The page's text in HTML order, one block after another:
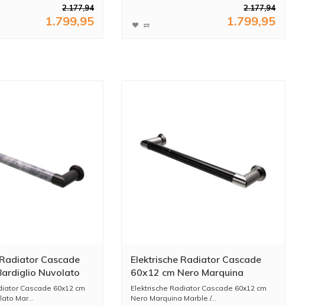
2.177,94
1.799,95
2.177,94
1.799,95
Cascade
Nuvolato
Bronze
Cascade 60x12 cm
Mar...
Elektrische Radiator Cascade
60x12 cm Nero Marquina
Marble / Polished Nickel
Elektrische Radiator Cascade 60x12 cm
Nero Marquina Marble /...